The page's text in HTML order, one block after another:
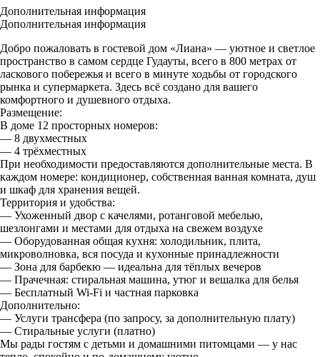
Дополнительная информация
Дополнительная информация
Добро пожаловать в гостевой дом «Лиана» — уютное и светлое
пространство в самом сердце Гудауты, всего в 800 метрах от
ласкового побережья и всего в минуте ходьбы от городского
рынка и супермаркета. Здесь всё создано для вашего
комфортного и душевного отдыха.
Размещение:
В доме 12 просторных номеров:
— 8 двухместных
— 4 трёхместных
При необходимости предоставляются дополнительные места. В
каждом номере: кондиционер, собственная ванная комната, душ
и шкаф для хранения вещей.
Территория и удобства:
— Ухоженный двор с качелями, ротанговой мебелью,
шезлонгами и местами для отдыха на свежем воздухе
— Оборудованная общая кухня: холодильник, плита,
микроволновка, вся посуда и кухонные принадлежности
— Зона для барбекю — идеальна для тёплых вечеров
— Прачечная: стиральная машина, утюг и вешалка для белья
— Бесплатный Wi-Fi и частная парковка
Дополнительно:
— Услуги трансфера (по запросу, за дополнительную плату)
— Стиральные услуги (платно)
Мы рады гостям с детьми и домашними питомцами — у нас